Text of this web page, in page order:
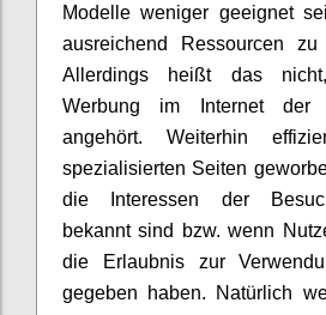
Modelle weniger geeignet
ausreichend Ressourcen zu
Allerdings heißt das
Werbung im Internet der
angehört. Weiterhin
spezialisierten Seiten
die Interessen der
bekannt sind bzw. wenn
die Erlaubnis zur
gegeben haben. Natürlich